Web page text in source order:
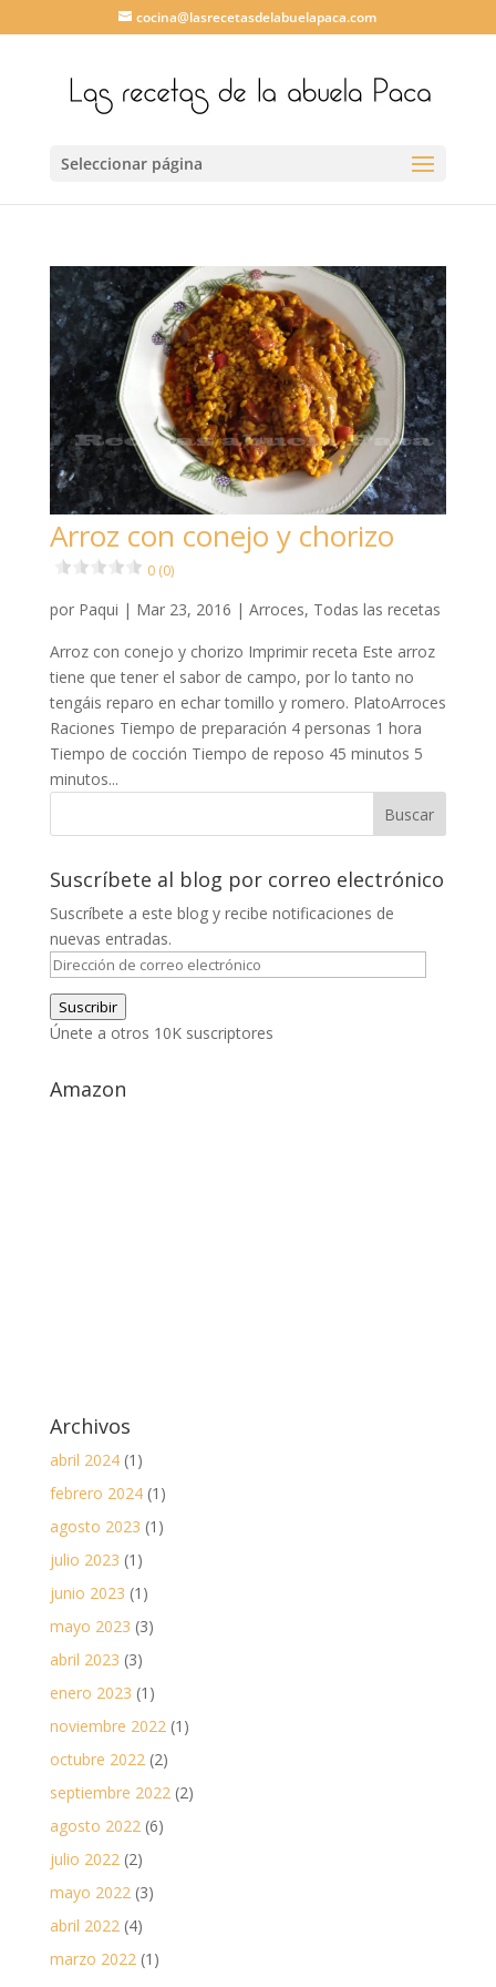
cocina@lasrecetasdelabuelapaca.com
Seleccionar página
Arroz con conejo y chorizo
0 (0)
por Paqui | Mar 23, 2016 | Arroces, Todas las recetas
Arroz con conejo y chorizo Imprimir receta Este arroz
tiene que tener el sabor de campo, por lo tanto no
tengáis reparo en echar tomillo y romero. PlatoArroces
Raciones Tiempo de preparación 4 personas 1 hora
Tiempo de cocción Tiempo de reposo 45 minutos 5
minutos...
Suscríbete al blog por correo electrónico
Suscríbete a este blog y recibe notificaciones de
nuevas entradas.
Dirección
de
correo
electrónico
Suscribir
Únete a otros 10K suscriptores
Amazon
Archivos
abril 2024(1)
febrero 2024(1)
agosto 2023 (1)
julio 2023 (1)
junio 2023 (1)
mayo 2023 (3)
abril 2023 (3)
enero 2023 (1)
noviembre 2022(1)
octubre 2022(2)
septiembre 2022(2)
agosto 2022(6)
julio 2022(2)
mayo 2022(3)
abril 2022(4)
marzo 2022(1)